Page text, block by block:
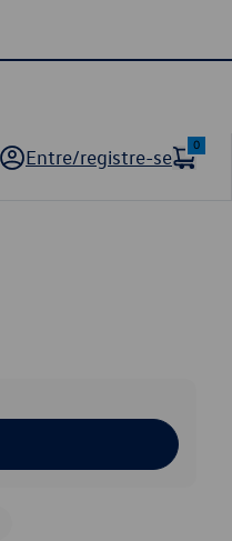
Entre/registre-se
0